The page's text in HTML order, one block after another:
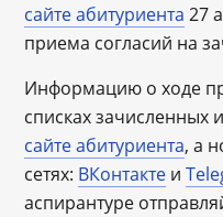
сайте абитуриента 27
приема согласий на
Информацию о ходе
списках
сайте абитуриента, а
сетях: ВКонтакте и
аспирантуре